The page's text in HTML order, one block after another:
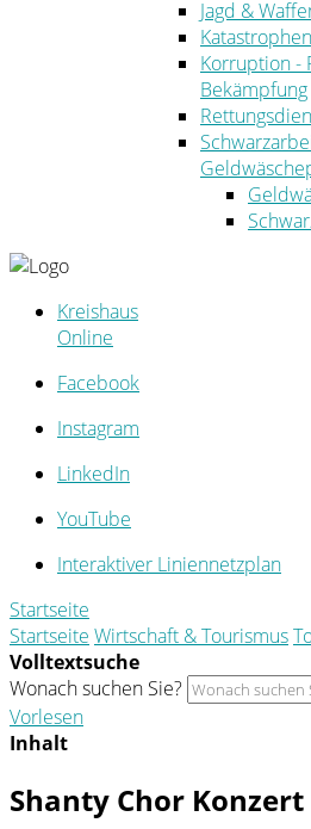
Jagd &
Korruption -
Bekämpfung
Kreishaus
Online
Facebook
Instagram
LinkedIn
YouTube
Interaktiver Liniennetzplan
Startseite
Startseite Wirtschaft & Tourismus
Volltextsuche
Wonach suchen Sie?
Vorlesen
Inhalt
Shanty Chor Konzert